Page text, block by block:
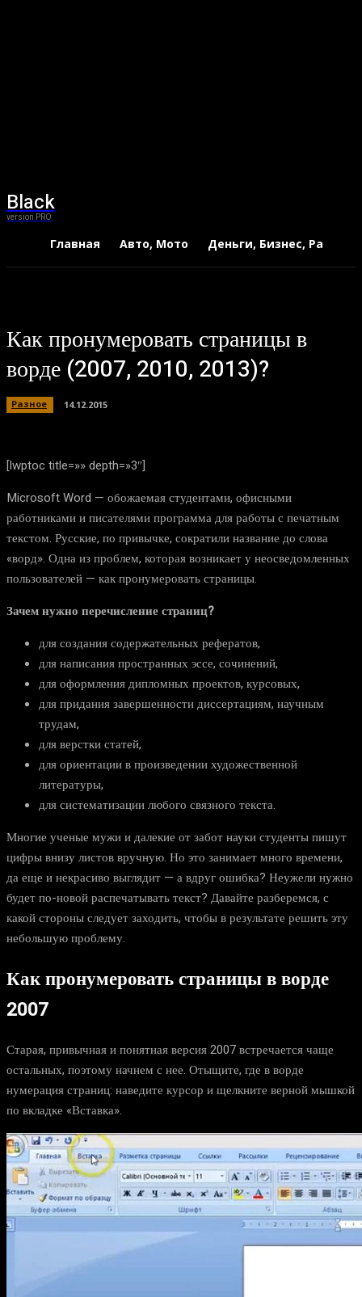
Black
version PRO
Главная Авто, Мото Деньги, Бизнес, Работа
Как пронумеровать страницы в
ворде (2007, 2010, 2013)?
Разное 14.12.2015
[lwptoc title=»» depth=»3″]
Microsoft Word — обожаемая студентами, офисными
работниками и писателями программа для работы с печатным
текстом. Русские, по привычке, сократили название до слова
«ворд». Одна из проблем, которая возникает у неосведомленных
пользователей — как пронумеровать страницы.
Зачем нужно перечисление страниц?
для создания содержательных рефератов,
для написания пространных эссе, сочинений,
для оформления дипломных проектов, курсовых,
для придания завершенности диссертациям, научным
трудам,
для верстки статей,
для ориентации в произведении художественной
литературы,
для систематизации любого связного текста.
Многие ученые мужи и далекие от забот науки студенты пишут
цифры внизу листов вручную. Но это занимает много времени,
да еще и некрасиво выглядит — а вдруг ошибка? Неужели нужно
будет по-новой распечатывать текст? Давайте разберемся, с
какой стороны следует заходить, чтобы в результате решить эту
небольшую проблему.
Как пронумеровать страницы в ворде
2007
Старая, привычная и понятная версия 2007 встречается чаще
остальных, поэтому начнем с нее. Отыщите, где в ворде
нумерация страниц: наведите курсор и щелкните верной мышкой
по вкладке «Вставка».